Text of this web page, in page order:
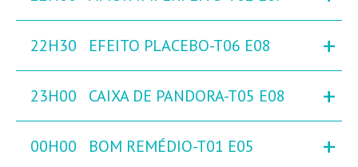
22H30 EFEITO PLACEBO-T06 E08 +
23H00 CAIXA DE PANDORA-T05 E08 +
00H00 BOM REMÉDIO-T01 E05 +